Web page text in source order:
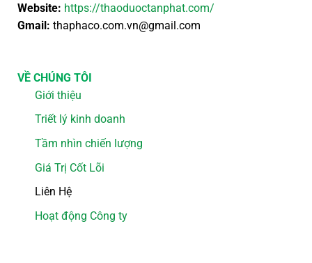
Website: https://thaoduoctanphat.com/
Gmail: thaphaco.com.vn@gmail.com
VỀ CHÚNG TÔI
Giới thiệu
Triết lý kinh doanh
Tầm nhìn chiến lượng
Giá Trị Cốt Lõi
Liên Hệ
Hoạt động Công ty